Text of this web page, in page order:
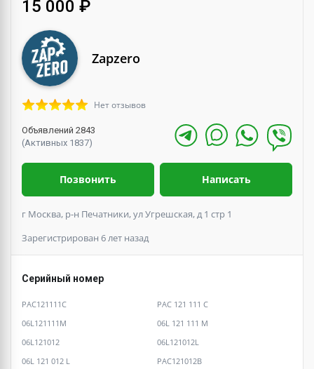
15 000 ₽
Zapzero
Нет отзывов
Объявлений 2843
(Активных 1837)
Позвонить Написать
г Москва, р-н Печатники, ул Угрешская, д 1 стр 1
Зарегистрирован 6 лет назад
Серийный номер
PAC121111C
PAC 121 111 C
06L121111M
06L 121 111 M
06L121012
06L121012L
06L 121 012 L
PAC121012B